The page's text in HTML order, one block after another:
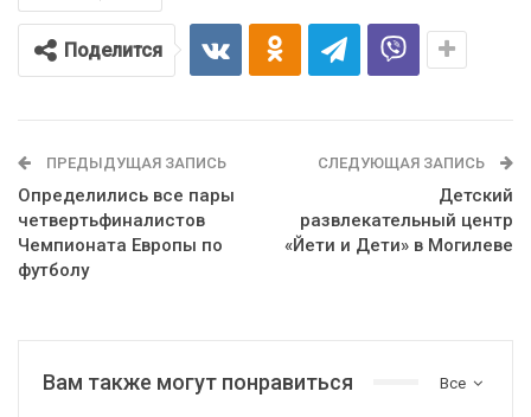
Поделится
ПРЕДЫДУЩАЯ ЗАПИСЬ
Определились все пары
четвертьфиналистов
Чемпионата Европы по
футболу
СЛЕДУЮЩАЯ ЗАПИСЬ
Детский
развлекательный центр
«Йети и Дети» в Могилеве
Все
Вам также могут понравиться